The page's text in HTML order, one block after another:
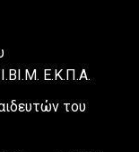
Ε.Κ.Π.Α.
του